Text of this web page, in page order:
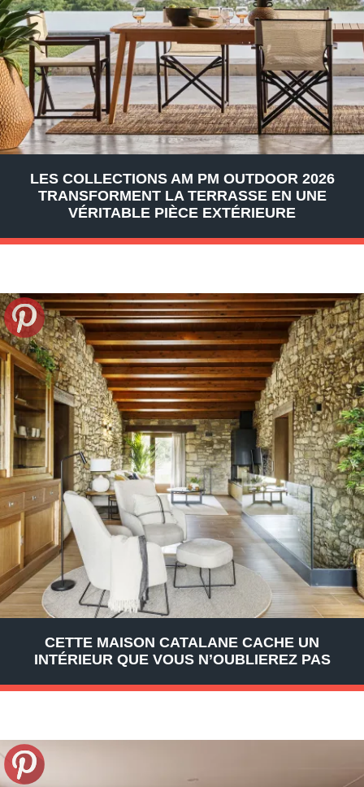
LES COLLECTIONS AM PM OUTDOOR 2026
TRANSFORMENT LA TERRASSE EN UNE
VÉRITABLE PIÈCE EXTÉRIEURE
CETTE MAISON CATALANE CACHE UN
INTÉRIEUR QUE VOUS N’OUBLIEREZ PAS